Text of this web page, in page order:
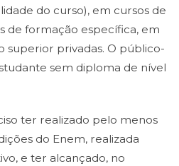
do curso), em cursos de
de formação específica, em
superior privadas. O público-
sem diploma de nível
ter realizado pelo menos
do Enem, realizada
e ter alcançado, no